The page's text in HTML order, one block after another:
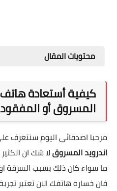
محتويات المقال
كيفية أستعادة هاتف
المسروق أو المفقود
مرحبا اصدقائى اليوم سنتعرف
اندرويد المسروقلا شك ان
ما سواء كان ذلك بسبب السرقة
فان خسارة هاتفك الان تعتبر